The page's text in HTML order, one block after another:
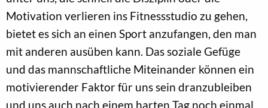
Motivation verlieren ins Fitnessstudio zu gehen,
bietet es sich an einen Sport anzufangen, den man
mit anderen ausüben kann. Das soziale Gefüge
und das mannschaftliche Miteinander können ein
motivierender Faktor für uns sein dranzubleiben
und uns auch nach einem harten Tag noch einmal